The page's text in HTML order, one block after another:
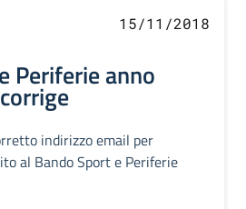
15/11/2018
Periferie anno
indirizzo email per
al Bando Sport e Periferie